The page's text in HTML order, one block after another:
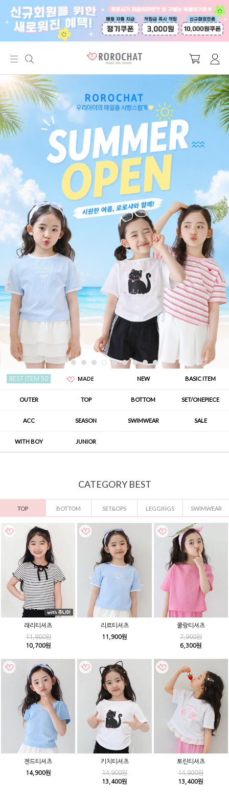
BEST ITEM 50 MADE NEW BASIC ITEM
OUTER TOP BOTTOM SET/ONEPIECE
ACC SEASON SWIMWEAR SALE
WITH BOY JUNIOR
CATEGORY BEST
TOP BOTTOM SET&OPS LEGGINGS SWIMWEAR
래리티셔츠
11,900원
10,700원
리르티셔츠
11,900원
쿨랑티셔츠
7,900원
6,300원
젠드티셔츠
14,900원
키치티셔츠
14,900원
13,400원
토린티셔츠
14,900원
13,400원